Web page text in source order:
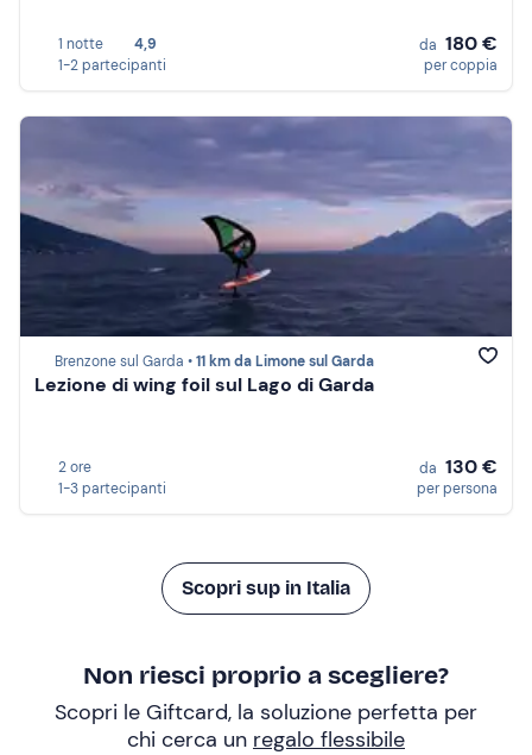
1 notte
4,9
1-2 partecipanti
da 180 €
per coppia
Brenzone sul Garda •11 km da Limone sul Garda
Lezione di wing foil sul Lago di Garda
2 ore
1-3 partecipanti
da 130 €
per persona
Scopri sup in Italia
Non riesci proprio a scegliere?
Scopri le Giftcard, la soluzione perfetta per
chi cerca un regalo flessibile